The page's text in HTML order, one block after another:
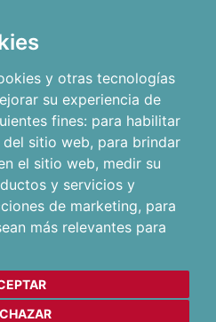
y otras tecnologías
su experiencia de
fines: para habilitar
sitio web, para brindar
el sitio web, medir su
y servicios y
de marketing, para
más relevantes para